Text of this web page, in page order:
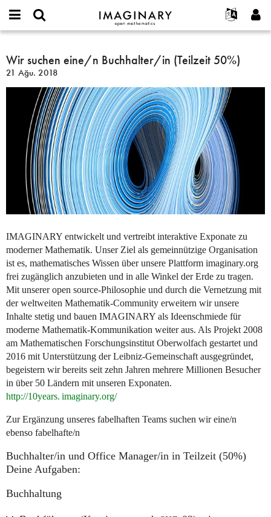
IMAGINARY
open
Français
한국어
Español
Türkçe
Programlar
Etkileşimli
Filmler
Metinler
Sergiler
Devamı...
Projeler
İletişim
or
username
*
Parola
Yeni hesap oluştur
Yeni parola iste
Ara
Wir
suchen
eine/n
Buchhalter/in
(Teilzeit
50%)
Wir suchen eine/n Buchhalter/in (Teilzeit 50%)
21 Ağu. 2018
IMAGINARY entwickelt und vertreibt interaktive Exponate zu
moderner Mathematik. Unser Ziel als gemeinnützige Organisation
ist es, mathematisches Wissen über unsere Plattform imaginary.org
frei zugänglich anzubieten und in alle Winkel der Erde zu tragen.
Mit unserer open source-Philosophie und durch die Vernetzung mit
der weltweiten Mathematik-Community erweitern wir unsere
Inhalte stetig und bauen IMAGINARY als Ideenschmiede für
moderne Mathematik-Kommunikation weiter aus. Als Projekt 2008
am Mathematischen Forschungsinstitut Oberwolfach gestartet und
2016 mit Unterstützung der Leibniz-Gemeinschaft ausgegründet,
begeistern wir bereits seit zehn Jahren mehrere Millionen Besucher
in über 50 Ländern mit unseren Exponaten.
http://10years. imaginary.org/
Zur Ergänzung unseres fabelhaften Teams suchen wir eine/n
ebenso fabelhafte/n
Buchhalter/in und Office Manager/in in Teilzeit (50%)
Deine Aufgaben:
Buchhaltung